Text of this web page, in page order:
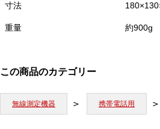
寸法
重量 約900g
この商品のカテゴリー
無線測定機器 携帯電話用